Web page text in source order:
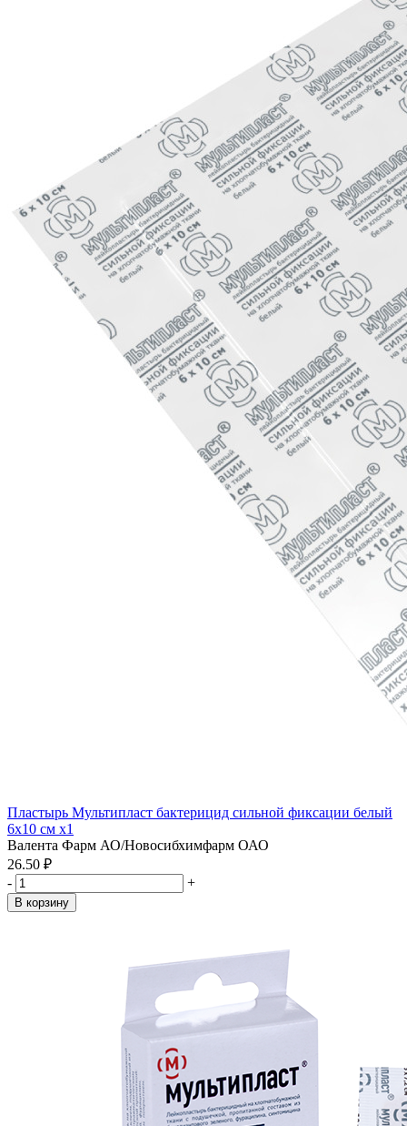
Пластырь Мультипласт бактерицид сильной фиксации белый
6х10 см x1
Валента Фарм АО/Новосибхимфарм ОАО
26.50 ₽
-
+
В корзину